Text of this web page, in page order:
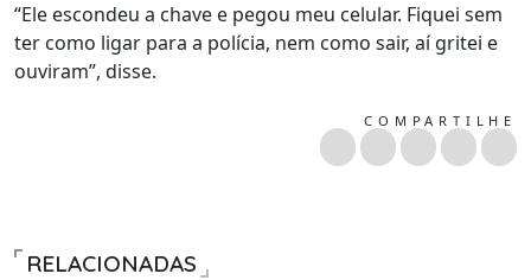
“Ele escondeu a chave e pegou meu celular. Fiquei sem
ter como ligar para a polícia, nem como sair, aí gritei e
ouviram”, disse.
COMPARTILHE
RELACIONADAS